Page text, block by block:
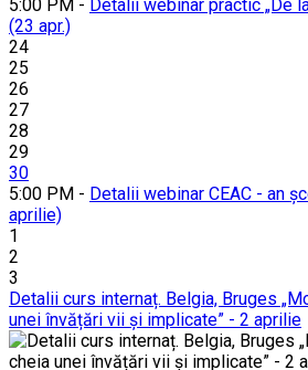
5:00 PM - Detalii webinar practic „De
(23 apr.)
24
25
26
27
28
29
30
5:00 PM - Detalii webinar CEAC - an
aprilie)
1
2
3
Detalii curs internaț. Belgia, Bruges
unei învățări vii și implicate” - 2 aprilie